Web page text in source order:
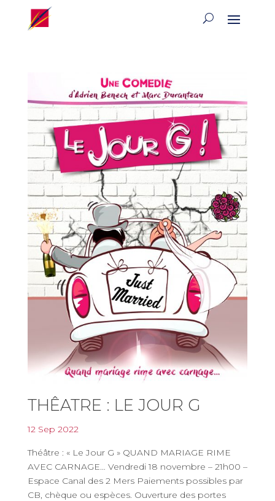
THÊATRE : LE JOUR G
12 Sep 2022
Théâtre : « Le Jour G » QUAND MARIAGE RIME
AVEC CARNAGE… Vendredi 18 novembre – 21h00 –
Espace Canal des 2 Mers Paiements possibles par
CB, chèque ou espèces. Ouverture des portes